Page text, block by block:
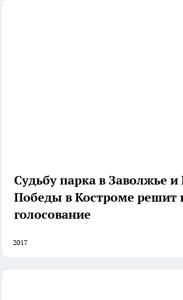
Судьбу парка в Заволжье и
Победы в Костроме решит
голосование
2017